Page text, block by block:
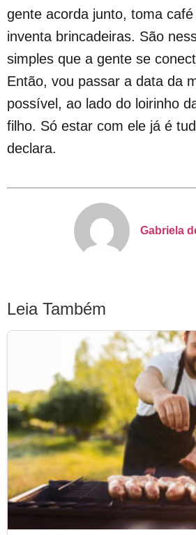
gente acorda junto, toma
inventa brincadeiras. São
simples que a gente se
Então, vou passar a data da
possível, ao lado do loirinho
filho. Só estar com ele já é
declara.
Gabriela
Leia Também